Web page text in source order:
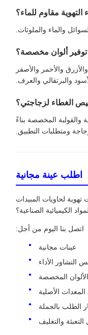
والماء والملوثات.
والأحمر والأصفر
والبرتقالي والعرف.
والقولبة المخصصة بناءً
ومتطلبات التطبيق.
اطلب عينة مجانية
لحاويات المبيدات
الكيميائية الصناعية؟
اتصل بنا اليوم من أجل:
عينات مجانية
التشاور الأداء
المخصصة
المعدات الأصلية
الطلب بالجملة
والتغليف